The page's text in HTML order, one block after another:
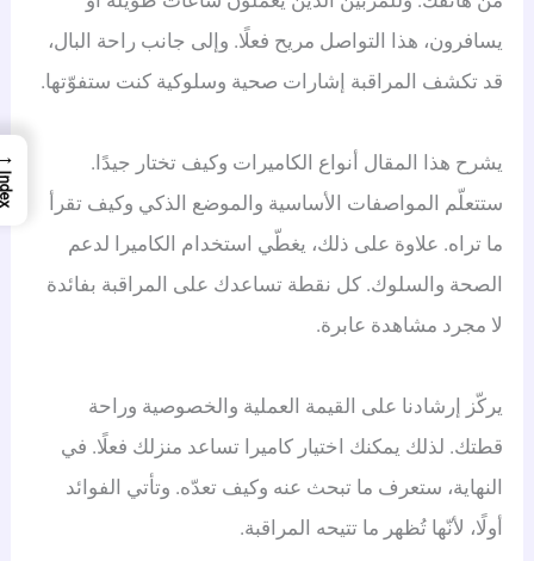
يسافرون، هذا التواصل مريح فعلًا. وإلى جانب راحة البال،
قد تكشف المراقبة إشارات صحية وسلوكية كنت ستفوّتها.
يشرح هذا المقال أنواع الكاميرات وكيف تختار جيدًا.
ستتعلّم المواصفات الأساسية والموضع الذكي وكيف تقرأ
ما تراه. علاوة على ذلك، يغطّي استخدام الكاميرا لدعم
الصحة والسلوك. كل نقطة تساعدك على المراقبة بفائدة
لا مجرد مشاهدة عابرة.
يركّز إرشادنا على القيمة العملية والخصوصية وراحة
قطتك. لذلك يمكنك اختيار كاميرا تساعد منزلك فعلًا. في
النهاية، ستعرف ما تبحث عنه وكيف تعدّه. وتأتي الفوائد
أولًا، لأنّها تُظهر ما تتيحه المراقبة.